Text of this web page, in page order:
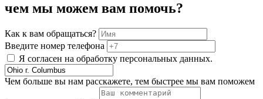
чем мы можем вам помочь?
Как к вам обращаться?
Введите номер телефона
Я согласен на обработку персональных данных.
Чем больше вы нам расскажете, тем быстрее мы вам поможем